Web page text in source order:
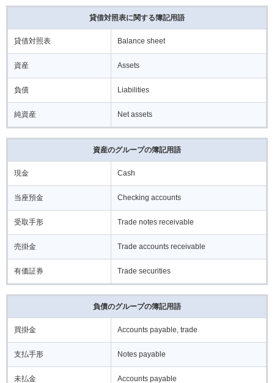
貸借対照表に関する簿記用語
貸借対照表 Balance sheet
資産 Assets
負債 Liabilities
純資産 Net assets
資産のグループの簿記用語
現金 Cash
当座預金 Checking accounts
受取手形 Trade notes receivable
売掛金 Trade accounts receivable
有価証券 Trade securities
負債のグループの簿記用語
買掛金 Accounts payable, trade
支払手形 Notes payable
未払金 Accounts payable